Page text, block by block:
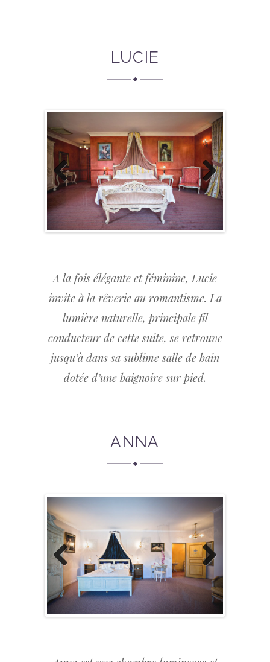
LUCIE
Previous Next
A la fois élégante et féminine, Lucie
invite à la rêverie au romantisme. La
lumière naturelle, principale fil
conducteur de cette suite, se retrouve
jusqu’à dans sa sublime salle de bain
dotée d’une baignoire sur pied.
ANNA
Previous Next